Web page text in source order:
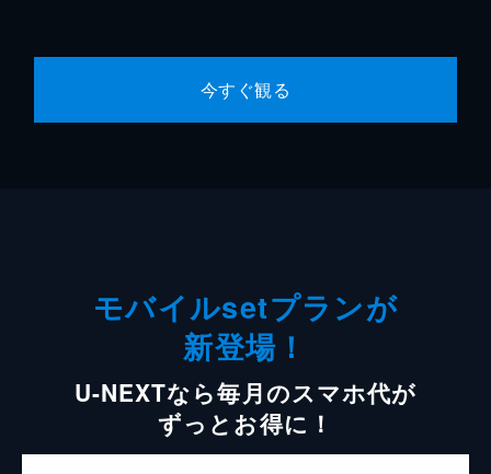
今すぐ観る
モバイルsetプランが
新登場！
U-NEXTなら毎月のスマホ代が
ずっとお得に！